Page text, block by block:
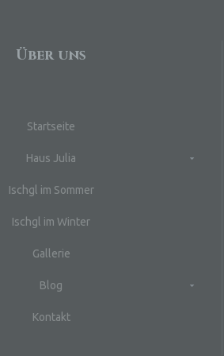
Über uns
Startseite
Haus Julia
Ischgl im Sommer
Ischgl im Winter
Gallerie
Blog
Kontakt